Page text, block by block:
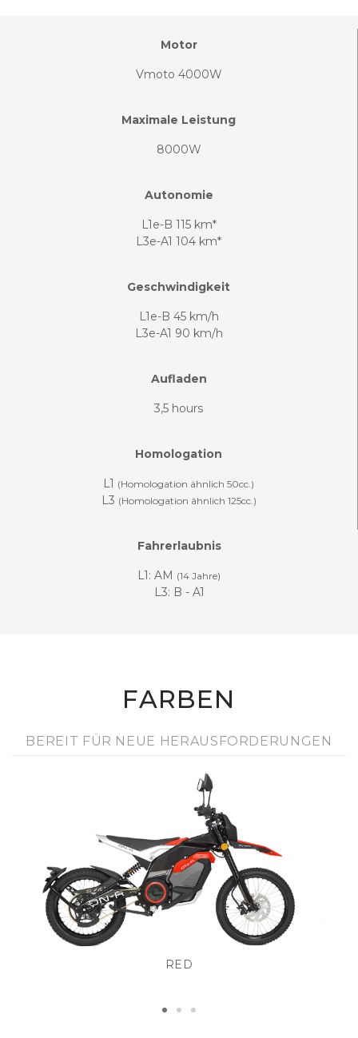
Motor
Vmoto 4000W
Maximale Leistung
8000W
Autonomie
L1e-B 115 km*
L3e-A1 104 km*
Geschwindigkeit
L1e-B 45 km/h
L3e-A1 90 km/h
Aufladen
3,5 hours
Homologation
L1 (Homologation ähnlich 50cc.)
L3 (Homologation ähnlich 125cc.)
Fahrerlaubnis
L1: AM (14 Jahre)
L3: B - A1
FARBEN
BEREIT FÜR NEUE HERAUSFORDERUNGEN
RED